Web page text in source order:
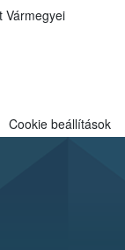
Vármegyei
Cookie beállítások